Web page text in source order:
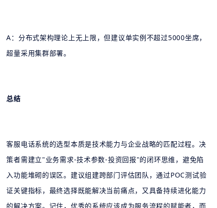
A：分布式架构理论上无上限，但建议单实例不超过5000坐席，
超量采用集群部署。
总结
客服电话系统的选型本质是技术能力与企业战略的匹配过程。决
策者需建立"业务需求-技术参数-投资回报"的闭环思维，避免陷
入功能堆砌的误区。建议组建跨部门评估团队，通过POC测试验
证关键指标，最终选择既能解决当前痛点，又具备持续进化能力
的解决方案。记住，优秀的系统应该成为服务流程的赋能者，而